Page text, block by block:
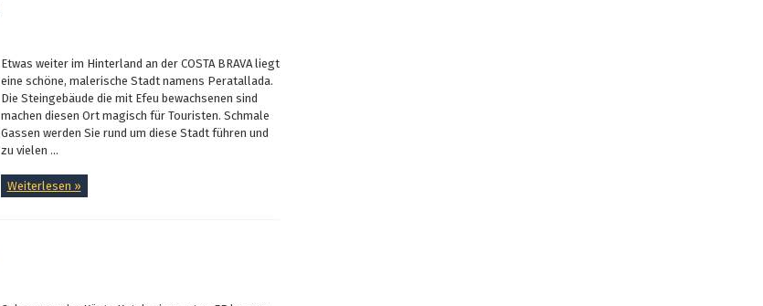
Etwas weiter im Hinterland an der COSTA BRAVA liegt
eine schöne, malerische Stadt namens Peratallada.
Die Steingebäude die mit Efeu bewachsenen sind
machen diesen Ort magisch für Touristen. Schmale
Gassen werden Sie rund um diese Stadt führen und
zu vielen ...
Weiterlesen »